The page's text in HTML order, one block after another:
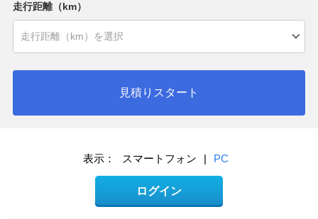
走行距離（km）
見積りスタート
表示： スマートフォン | PC
ログイン